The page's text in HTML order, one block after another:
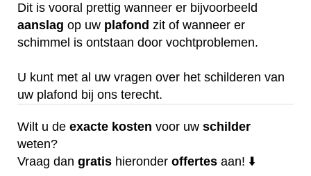
Dit is vooral prettig wanneer er bijvoorbeeld
aanslag op uw plafond zit of wanneer er
schimmel is ontstaan door vochtproblemen.
U kunt met al uw vragen over het schilderen van
uw plafond bij ons terecht.
Wilt u de exacte kosten voor uw schilder
weten?
Vraag dan gratis hieronder offertes aan! ⬇️